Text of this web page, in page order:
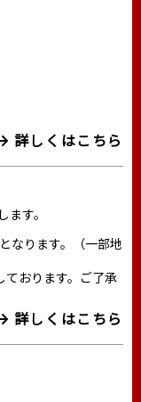
詳しくはこちら
す。
なります。（一部地
おります。ご了承
詳しくはこちら